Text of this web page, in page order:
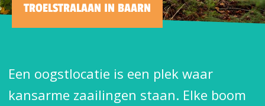
TROELSTRALAAN IN BAARN
Een oogstlocatie is een plek waar
kansarme zaailingen staan. Elke boom